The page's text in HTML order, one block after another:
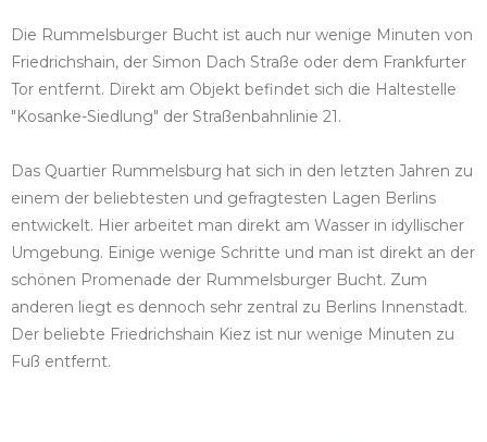
Die Rummelsburger Bucht ist auch nur wenige Minuten von
Friedrichshain, der Simon Dach Straße oder dem Frankfurter
Tor entfernt. Direkt am Objekt befindet sich die Haltestelle
"Kosanke-Siedlung" der Straßenbahnlinie 21.
Das Quartier Rummelsburg hat sich in den letzten Jahren zu
einem der beliebtesten und gefragtesten Lagen Berlins
entwickelt. Hier arbeitet man direkt am Wasser in idyllischer
Umgebung. Einige wenige Schritte und man ist direkt an der
schönen Promenade der Rummelsburger Bucht. Zum
anderen liegt es dennoch sehr zentral zu Berlins Innenstadt.
Der beliebte Friedrichshain Kiez ist nur wenige Minuten zu
Fuß entfernt.